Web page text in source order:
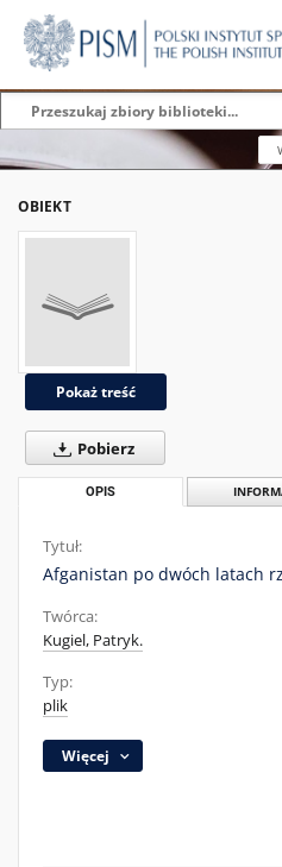
OBIEKT
Pokaż treść
Pobierz
OPIS
Tytuł:
Afganistan po dwóch latach
Twórca:
Kugiel, Patryk.
Typ:
plik
Więcej